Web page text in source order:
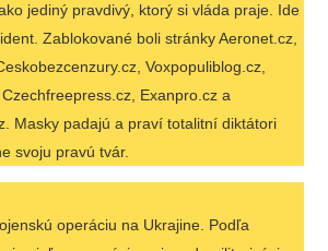
jediný pravdivý, ktorý si vláda praje. Ide
Zablokované boli stránky Aeronet.cz,
Voxpopuliblog.cz,
Exanpro.cz a
Masky padajú a praví totalitní diktátori
svoju pravú tvár.
operáciu na Ukrajine. Podľa